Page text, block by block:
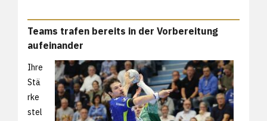
Teams trafen bereits in der Vorbereitung
aufeinander
Ihre
Stä
rke
stel